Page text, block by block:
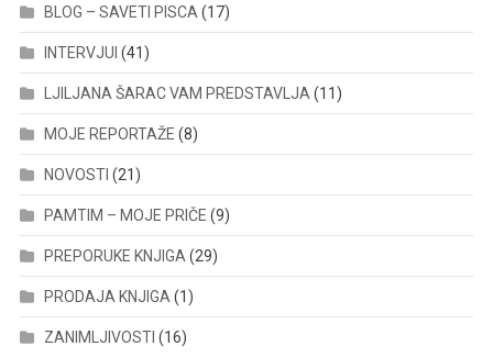
BLOG – SAVETI PISCA (17)
INTERVJUI (41)
LJILJANA ŠARAC VAM PREDSTAVLJA (11)
MOJE REPORTAŽE (8)
NOVOSTI (21)
PAMTIM – MOJE PRIČE (9)
PREPORUKE KNJIGA (29)
PRODAJA KNJIGA (1)
ZANIMLJIVOSTI (16)